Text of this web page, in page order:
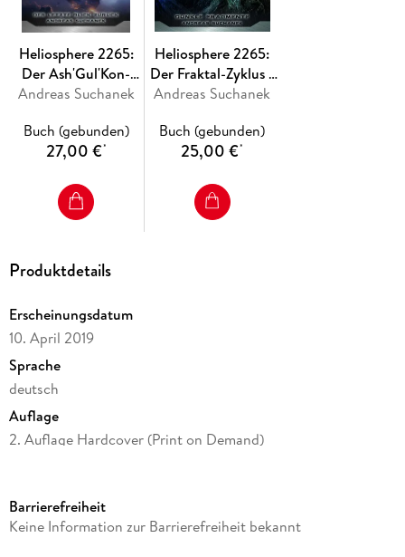
Heliosphere 2265:
Der Ash'Gul'Kon-
Zyklus 4 - Ein letzter
Andreas Suchanek
Buch (gebunden)
27,00 €*
Heliosphere 2265:
Der Fraktal-Zyklus 1
- Dunkle Fragmente
Andreas Suchanek
Buch (gebunden)
25,00 €*
Produktdetails
Erscheinungsdatum
10. April 2019
Sprache
deutsch
Auflage
2. Auflage Hardcover (Print on Demand)
Altersempfehlung
Barrierefreiheit
Keine Information zur Barrierefreiheit bekannt